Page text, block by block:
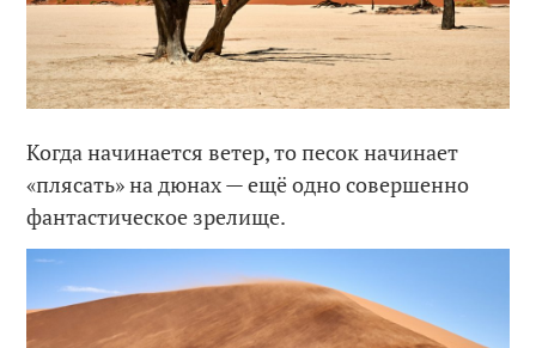
Когда начинается ветер, то песок начинает
«плясать» на дюнах — ещё одно совершенно
фантастическое зрелище.